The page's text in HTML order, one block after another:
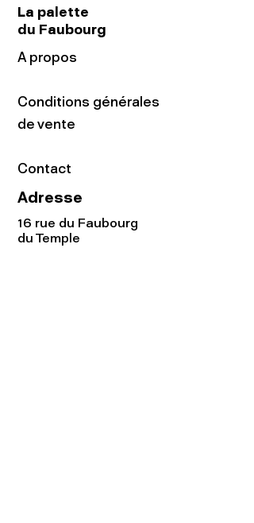
La palette
du Faubourg
A propos
Conditions générales
de vente
Contact
Adresse
16 rue du Faubourg
du Temple